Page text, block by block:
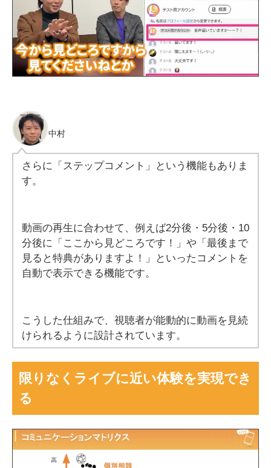
中村
さらに「ステップコメント」という機能もありま
す。
動画の再生に合わせて、例えば2分後・5分後・10
分後に「ここから見どころです！」や「最後まで
見ると特典がありますよ！」といったコメントを
自動で表示できる機能です。
こうした仕組みで、視聴者が能動的に動画を見続
けられるように設計されています。
限りなくライブに近い体験を実現でき
る